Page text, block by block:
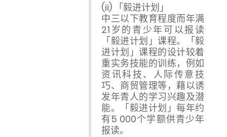
(ii) 「毅进计划」
中三以下教育程度而年满
21岁的青少年可以报读
「毅进计划」课程。「毅
进计划」课程的设计较着
重实务技能的训练，例如
资讯科技、人际传意技
巧、商贸管理等，藉以诱
发年青人的学习兴趣及潜
能。「毅进计划」每年约
有5 000个学额供青少年
报读。